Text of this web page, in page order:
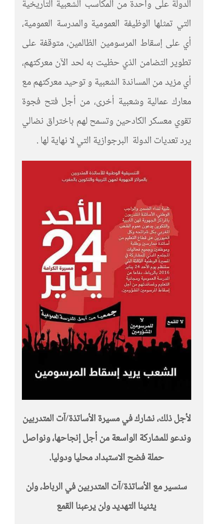
الدولة على واحدة من المكاسب الشعبية التاريخية
التي تمثلها الوظيفة العمومية والمدرسة العمومية،
أي على إسقاط المرسومين الظالمين، متوقفة على
تطوير التضامن الذي حظيت به لحد الآن معركتهم،
أي مزيد من المساندة الشعبية و توحيد معركتهم مع
معارك عمالية وشعبية أخرى، من أجل فتح فجوة
تقوي معسكر الكادحين وتسمح لهم باختراق نضالي
يرد تعديات الدولة البرجوازية التي لا نهاية لها .
لأجل ذلك، نشارك في مسيرة الأساتذة/آت المتدربين
وندعو للمشاركة الواسعة من أجل إنجاحها، ونواصل
حملة فضح الاستبداد محليا ودوليا.
سنسير مع الأساتذة/آت المتدربين في الرباط، ولن
يثنيناالتهديد ولن يرعبنا القمع